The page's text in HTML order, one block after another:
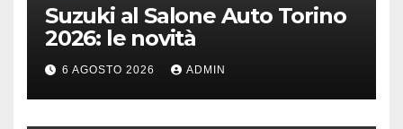
Suzuki al Salone Auto Torino
2026: le novità
6 AGOSTO 2026 ADMIN